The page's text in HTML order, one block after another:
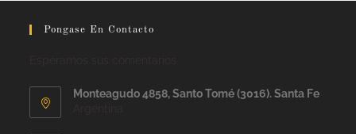
Pongase En Contacto
Monteagudo 4858, Santo Tomé (3016). Santa Fe